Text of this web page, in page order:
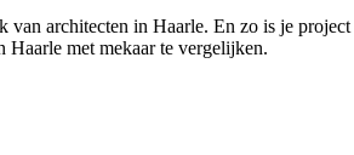
architecten in Haarle. En zo is je project
Haarle met mekaar te vergelijken.